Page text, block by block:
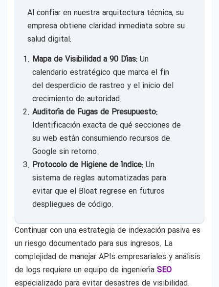
Al confiar en nuestra arquitectura técnica, su
empresa obtiene claridad inmediata sobre su
salud digital:
Mapa de Visibilidad a 90 Días: Un
calendario estratégico que marca el fin
del desperdicio de rastreo y el inicio del
crecimiento de autoridad.
Auditoría de Fugas de Presupuesto:
Identificación exacta de qué secciones de
su web están consumiendo recursos de
Google sin retorno.
Protocolo de Higiene de Índice: Un
sistema de reglas automatizadas para
evitar que el Bloat regrese en futuros
despliegues de código.
Continuar con una estrategia de indexación pasiva es
un riesgo documentado para sus ingresos. La
complejidad de manejar APIs empresariales y análisis
de logs requiere un equipo de ingeniería SEO
especializado para evitar desastres de visibilidad.